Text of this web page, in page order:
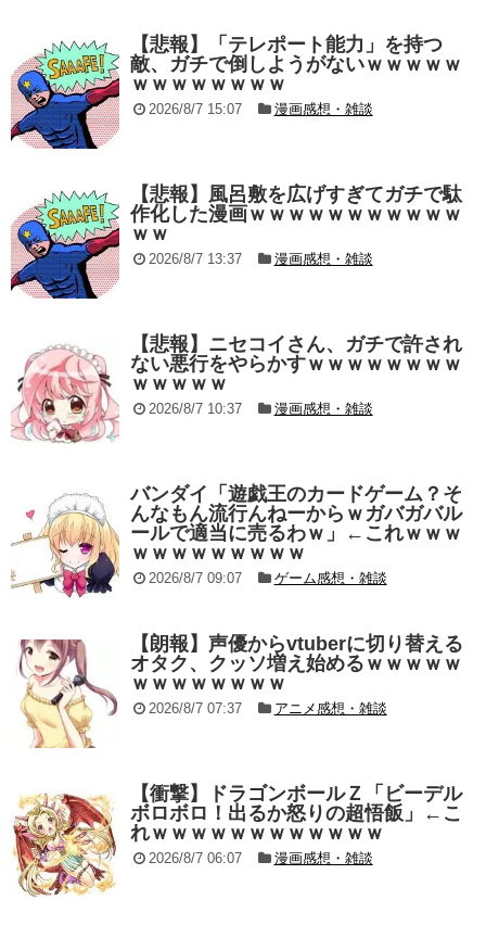
【悲報】「テレポート能力」を持つ
敵、ガチで倒しようがないｗｗｗｗｗ
ｗｗｗｗｗｗｗｗ
2026/8/7 15:07 漫画感想・雑談
【悲報】風呂敷を広げすぎてガチで駄
作化した漫画ｗｗｗｗｗｗｗｗｗｗｗ
ｗｗ
2026/8/7 13:37 漫画感想・雑談
【悲報】ニセコイさん、ガチで許され
ない悪行をやらかすｗｗｗｗｗｗｗｗ
ｗｗｗｗｗ
2026/8/7 10:37 漫画感想・雑談
バンダイ「遊戯王のカードゲーム？そ
んなもん流行んねーからｗガバガバル
ールで適当に売るわｗ」←これｗｗｗ
ｗｗｗｗｗｗｗｗｗ
2026/8/7 09:07 ゲーム感想・雑談
【朗報】声優からvtuberに切り替える
オタク、クッソ増え始めるｗｗｗｗｗ
ｗｗｗｗｗｗｗｗ
2026/8/7 07:37 アニメ感想・雑談
【衝撃】ドラゴンボールＺ「ビーデル
ボロボロ！出るか怒りの超悟飯」←こ
れｗｗｗｗｗｗｗｗｗｗｗｗ
2026/8/7 06:07 漫画感想・雑談